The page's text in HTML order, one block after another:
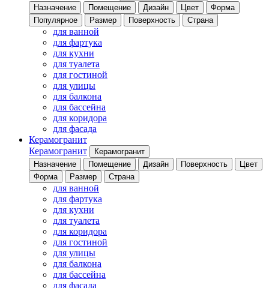
Назначение
Помещение Дизайн Цвет
Форма
Популярное
Размер Поверхность Страна
для ванной
для фартука
для кухни
для туалета
для гостиной
для улицы
для балкона
для бассейна
для коридора
для фасада
Керамогранит
Керамогранит
Керамогранит
Назначение
Помещение Дизайн Поверхность
Цвет
Форма
Размер Страна
для ванной
для фартука
для кухни
для туалета
для коридора
для гостиной
для улицы
для балкона
для бассейна
для фасада